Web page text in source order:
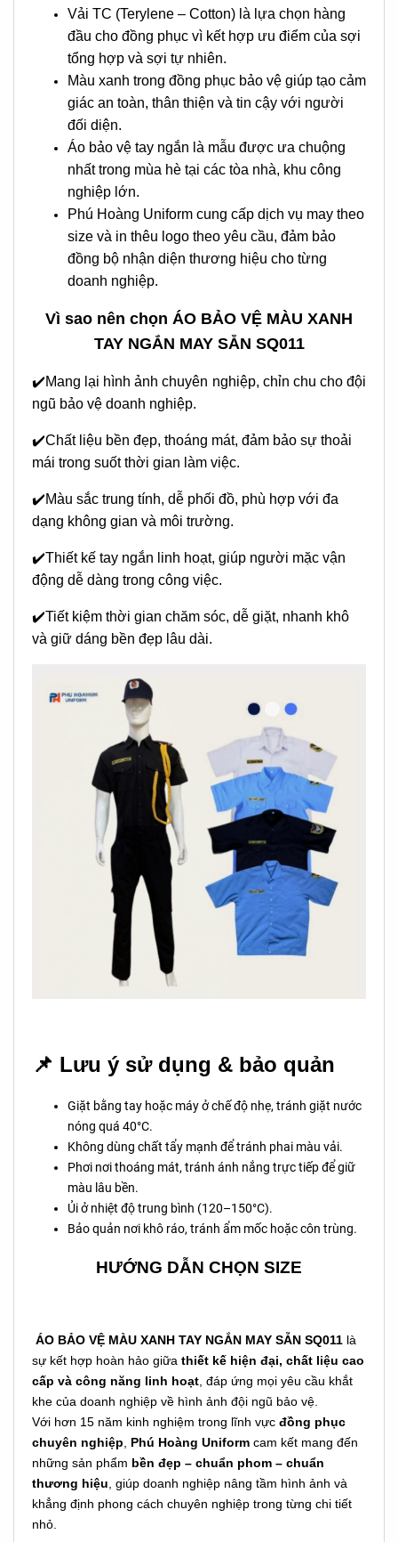
Vải TC (Terylene – Cotton) là lựa chọn hàng
đầu cho đồng phục vì kết hợp ưu điểm của sợi
tổng hợp và sợi tự nhiên.
Màu xanh trong đồng phục bảo vệ giúp tạo cảm
giác an toàn, thân thiện và tin cậy với người
đối diện.
Áo bảo vệ tay ngắn là mẫu được ưa chuộng
nhất trong mùa hè tại các tòa nhà, khu công
nghiệp lớn.
Phú Hoàng Uniform cung cấp dịch vụ may theo
size và in thêu logo theo yêu cầu, đảm bảo
đồng bộ nhận diện thương hiệu cho từng
doanh nghiệp.
Vì sao nên chọn ÁO BẢO VỆ MÀU XANH
TAY NGẮN MAY SẴN SQ011
✔️Mang lại hình ảnh chuyên nghiệp, chỉn chu cho đội
ngũ bảo vệ doanh nghiệp.
✔️Chất liệu bền đẹp, thoáng mát, đảm bảo sự thoải
mái trong suốt thời gian làm việc.
✔️Màu sắc trung tính, dễ phối đồ, phù hợp với đa
dạng không gian và môi trường.
✔️Thiết kế tay ngắn linh hoạt, giúp người mặc vận
động dễ dàng trong công việc.
✔️Tiết kiệm thời gian chăm sóc, dễ giặt, nhanh khô
và giữ dáng bền đẹp lâu dài.
📌 Lưu ý sử dụng & bảo quản
Giặt bằng tay hoặc máy ở chế độ nhẹ, tránh giặt nước
nóng quá 40°C.
Không dùng chất tẩy mạnh để tránh phai màu vải.
Phơi nơi thoáng mát, tránh ánh nắng trực tiếp để giữ
màu lâu bền.
Ủi ở nhiệt độ trung bình (120–150°C).
Bảo quản nơi khô ráo, tránh ẩm mốc hoặc côn trùng.
HƯỚNG DẪN CHỌN SIZE
ÁO BẢO VỆ MÀU XANH TAY NGẮN MAY SẴN SQ011 là
sự kết hợp hoàn hảo giữa thiết kế hiện đại, chất liệu cao
cấp và công năng linh hoạt , đáp ứng mọi yêu cầu khắt
khe của doanh nghiệp về hình ảnh đội ngũ bảo vệ.
Với hơn 15 năm kinh nghiệm trong lĩnh vực đồng phục
chuyên nghiệp
Phú Hoàng Uniform cam kết mang đến
những sản phẩm bền đẹp – chuẩn phom – chuẩn
thương hiệu , giúp doanh nghiệp nâng tầm hình ảnh và
khẳng định phong cách chuyên nghiệp trong từng chi tiết
nhỏ.